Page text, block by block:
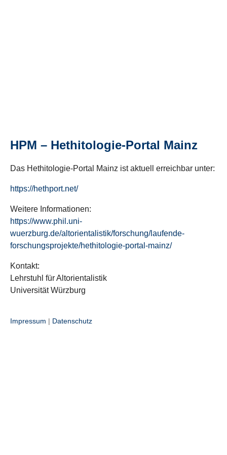
HPM – Hethitologie-Portal Mainz
Das Hethitologie-Portal Mainz ist aktuell erreichbar unter:
https://hethport.net/
Weitere Informationen:
https://www.phil.uni-
wuerzburg.de/altorientalistik/forschung/laufende-
forschungsprojekte/hethitologie-portal-mainz/
Kontakt:
Lehrstuhl für Altorientalistik
Universität Würzburg
Impressum | Datenschutz